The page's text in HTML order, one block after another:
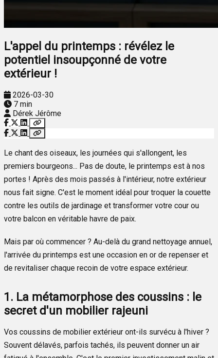
L'appel du printemps : révélez le
potentiel insoupçonné de votre
extérieur !
2026-03-30
7 min
Dérek Jérôme
Le chant des oiseaux, les journées qui s'allongent, les
premiers bourgeons... Pas de doute, le printemps est à nos
portes ! Après des mois passés à l'intérieur, notre extérieur
nous fait signe. C'est le moment idéal pour troquer la couette
contre les outils de jardinage et transformer votre cour ou
votre balcon en véritable havre de paix.
Mais par où commencer ? Au-delà du grand nettoyage annuel,
l'arrivée du printemps est une occasion en or de repenser et
de revitaliser chaque recoin de votre espace extérieur.
1. La métamorphose des coussins : le
secret d'un mobilier rajeuni
Vos coussins de mobilier extérieur ont-ils survécu à l'hiver ?
Souvent délavés, parfois tachés, ils peuvent donner un air